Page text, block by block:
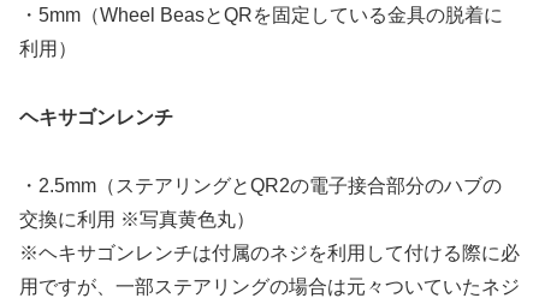
・5mm（Wheel BeasとQRを固定している金具の脱着に
利用）
ヘキサゴンレンチ
・2.5mm（ステアリングとQR2の電子接合部分のハブの
交換に利用 ※写真黄色丸）
※ヘキサゴンレンチは付属のネジを利用して付ける際に必
用ですが、一部ステアリングの場合は元々ついていたネジ